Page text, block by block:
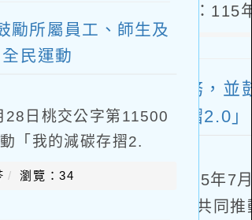
勵所屬員工、師生及
民運動
28日桃交公字第11500
「我的減碳存摺2.
完成註冊，登錄「我
瀏覽：34